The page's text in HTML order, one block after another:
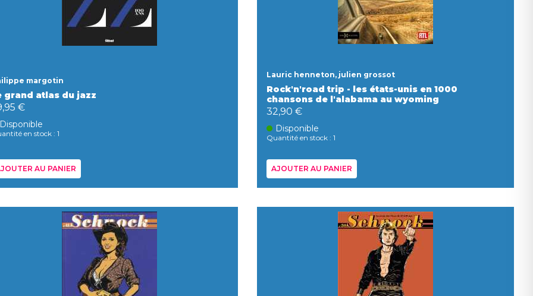
margotin
grand atlas du jazz
€
Disponible
en stock : 1
AU PANIER
Lauric henneton, julien grossot
Rock'n'road trip - les états-unis en 1000
chansons de l'alabama au wyoming
32,90 €
Disponible
Quantité en stock : 1
AJOUTER AU PANIER